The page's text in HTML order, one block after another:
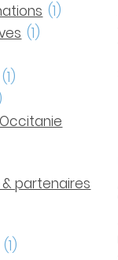
(1)
(1)
(1)
Occitanie
& partenaires
(1)